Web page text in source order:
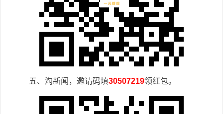
五、淘新闻，邀请码填30507219领红包。